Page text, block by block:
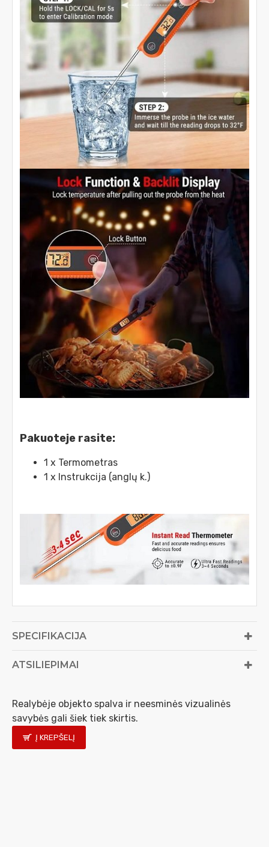
Pakuoteje rasite:
1 x Termometras
1 x Instrukcija (anglų k.)
SPECIFIKACIJA
ATSILIEPIMAI
Realybėje objekto spalva ir neesminės vizualinės
savybės gali šiek tiek skirtis.
Į KREPŠELĮ